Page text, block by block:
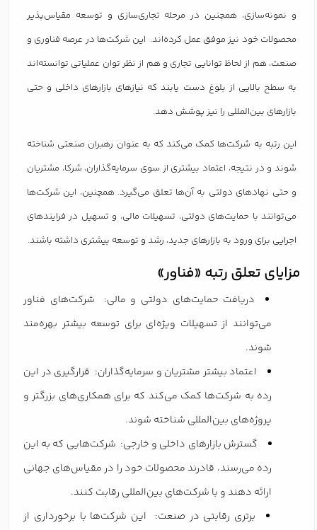
و نمونه‌سازی، همچنین در مرحله تجاری‌سازی و توسعه مقیاس‌پذیر
محصولات خود نیز موفق عمل کرده‌اند. این شرکت‌ها در عرصه فناوری و
صنعت، هم از لحاظ توانایی تجاری و هم از نظر توان عملیاتی توانسته‌اند
به سطح بالایی از بلوغ دست یابند که نیازهای بازارهای داخلی و حتی
بازارهای بین‌المللی را نیز پوشش دهد.
این رتبه به شرکت‌ها کمک می‌کند که به عنوان رهبران صنعتی شناخته
شوند و در نتیجه، اعتماد بیشتری از سوی سرمایه‌گذاران، شرکا، مشتریان
و حتی نهادهای دولتی به آن‌ها تعلق می‌گیرد. همچنین، این شرکت‌ها
می‌توانند با حمایت‌های دولتی، تسهیلات مالی، و تسهیل در فرایندهای
اجرایی برای ورود به بازارهای جدید، رشد و توسعه بیشتری داشته باشند.
مزایای تعلق رتبه «فناور»
دریافت حمایت‌های دولتی و مالی: شرکت‌های فناور
می‌توانند از تسهیلات ویژه‌ای برای توسعه بیشتر بهره‌مند
شوند.
اعتماد بیشتر مشتریان و سرمایه‌گذاران: قرارگیری در این
رده به شرکت‌ها کمک می‌کند که برای همکاری‌های بزرگتر و
پروژه‌های بین‌المللی شناخته شوند.
گسترش بازارهای داخلی و خارجی: شرکت‌هایی که به این
رده می‌رسند، قادرند محصولات خود را در مقیاس‌های جهانی
ارائه دهند و با شرکت‌های بین‌المللی رقابت کنند.
برتری رقابتی در صنعت: این شرکت‌ها با برخورداری از